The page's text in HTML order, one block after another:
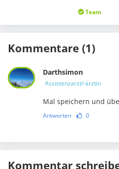
Team
Kommentare (1)
Darthsimon
Assistenzarzt/-ärztin
Mal speichern und
Antworten 0
Kommentar